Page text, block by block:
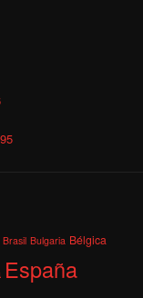
Brasil Bulgaria Bélgica
España